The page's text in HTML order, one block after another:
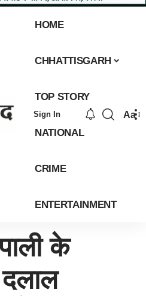
HOME
CHHATTISGARH
TOP STORY
NATIONAL
CRIME
ENTERTAINMENT
Sign In Aa
के